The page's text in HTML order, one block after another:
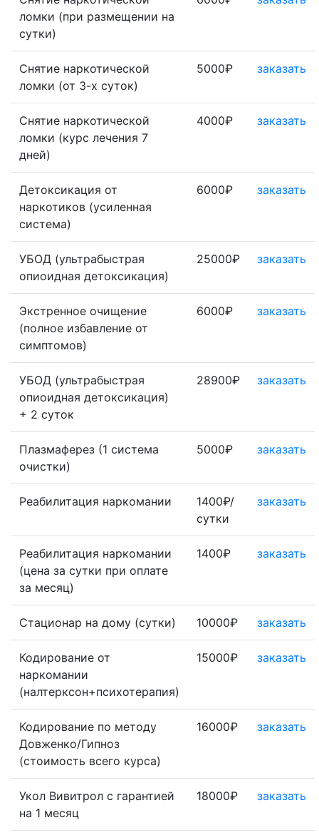
ломки (при размещении на
сутки)
Снятие наркотической
ломки (от 3-х суток)
5000₽ заказать
Снятие наркотической
ломки (курс лечения 7
дней)
4000₽ заказать
Детоксикация от
наркотиков (усиленная
система)
6000₽ заказать
УБОД (ультрабыстрая
опиоидная детоксикация)
25000₽ заказать
Экстренное очищение
(полное избавление от
симптомов)
6000₽ заказать
УБОД (ультрабыстрая
опиоидная детоксикация)
+ 2 суток
28900₽ заказать
Плазмаферез (1 система
очистки)
5000₽ заказать
Реабилитация наркомании
1400₽/
сутки
заказать
Реабилитация наркомании
(цена за сутки при оплате
за месяц)
1400₽ заказать
Стационар на дому (сутки) 10000₽ заказать
Кодирование от
наркомании
(налтерксон+психотерапия)
15000₽ заказать
Кодирование по методу
Довженко/Гипноз
(стоимость всего курса)
16000₽ заказать
Укол Вивитрол с гарантией
на 1 месяц
18000₽ заказать